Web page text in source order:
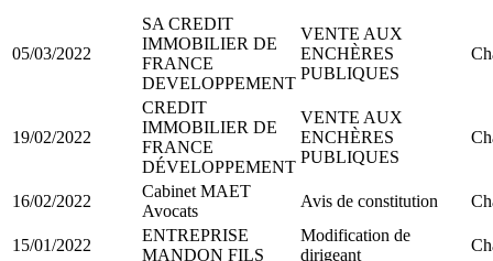
05/03/2022
SA CREDIT
IMMOBILIER DE
FRANCE
DEVELOPPEMENT
VENTE AUX
ENCHÈRES
PUBLIQUES
19/02/2022
CREDIT
IMMOBILIER DE
FRANCE
DÉVELOPPEMENT
VENTE AUX
ENCHÈRES
PUBLIQUES
16/02/2022
Cabinet MAET
Avocats
Avis de constitution
15/01/2022
ENTREPRISE
MANDON FILS
Modification de
dirigeant